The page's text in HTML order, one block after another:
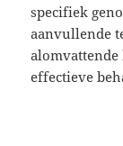
specifiek
aanvullende
alomvattende
effectieve